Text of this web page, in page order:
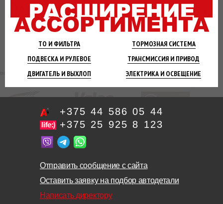
ТО И ФИЛЬТРА ТОРМОЗНАЯСИСТЕМА
ПОДВЕСКА И РУЛЕВОЕ ТРАНСМИССИЯ И ПРИВОД
ДВИГАТЕЛЬ И ВЫХЛОП ЭЛЕКТРИКА И ОСВЕЩЕНИЕ
+375 44 586 05 44
+375 25 925 8 123
Отправить сообщение с сайта
Оставить заявку на подбор автодетали
Написать директору